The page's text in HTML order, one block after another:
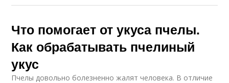
Что помогает от укуса пчелы.
Как обрабатывать пчелиный
укус
Пчелы довольно болезненно жалят человека. В отличие